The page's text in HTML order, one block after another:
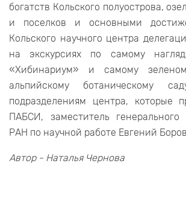
богатств Кольского полуострова,
и поселков и основными
Кольского научного центра
на экскурсиях по самому
«Хибинариум» и самому
альпийскому ботаническому
подразделениям центра, которые
ПАБСИ, заместитель
РАН по научной работе Евгений
Автор - Наталья Чернова